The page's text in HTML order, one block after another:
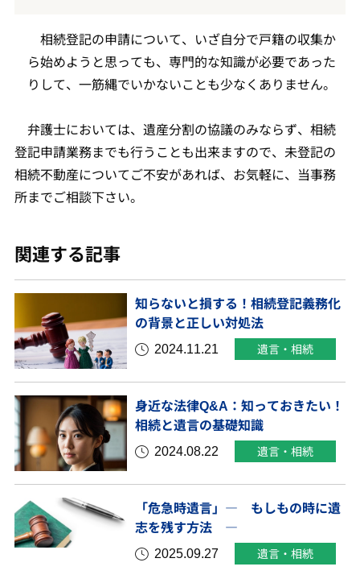
相続登記の申請について、いざ自分で戸籍の収集か
ら始めようと思っても、専門的な知識が必要であった
りして、一筋縄でいかないことも少なくありません。
弁護士においては、遺産分割の協議のみならず、相続
登記申請業務までも行うことも出来ますので、未登記の
相続不動産についてご不安があれば、お気軽に、当事務
所までご相談下さい。
関連する記事
知らないと損する！相続登記義務化
の背景と正しい対処法
2024.11.21
遺言・相続
身近な法律Q&A：知っておきたい！
相続と遺言の基礎知識
2024.08.22
遺言・相続
「危急時遺言」― もしもの時に遺
志を残す方法 ―
2025.09.27
遺言・相続